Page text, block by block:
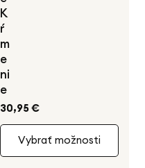
K
ŕ
m
e
ni
e
Bežná
cena
30,95 €
Vybrať možnosti